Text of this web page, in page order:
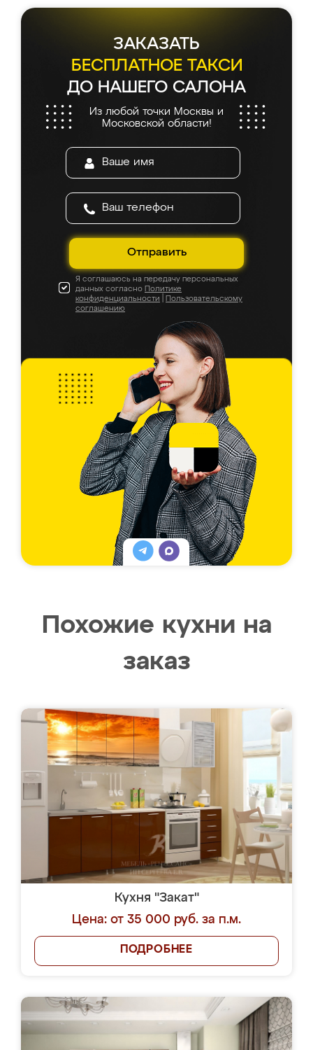
ЗАКАЗАТЬ
БЕСПЛАТНОЕ ТАКСИ
ДО НАШЕГО САЛОНА
Из любой точки Москвы и
Московской области!
Отправить
Я соглашаюсь на передачу персональных
данных согласно Политике
конфиденциальности
Пользовательскому
соглашению
Похожие кухни на
заказ
Кухня "Закат"
Цена: от 35 000 руб. за п.м.
ПОДРОБНЕЕ